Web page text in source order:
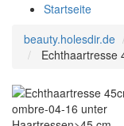
Startseite
beauty.holesdir.de
Echthaartresse